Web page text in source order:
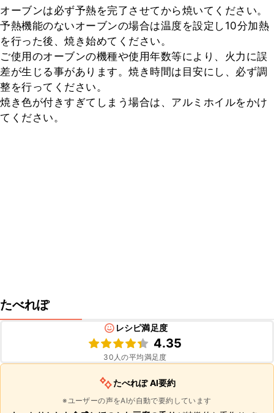
オーブンは必ず予熱を完了させてから焼いてください。
予熱機能のないオーブンの場合は温度を設定し10分加熱
を行った後、焼き始めてください。
ご使用のオーブンの機種や使用年数等により、火力に誤
差が生じる事があります。焼き時間は目安にし、必ず調
整を行ってください。
焼き色が付きすぎてしまう場合は、アルミホイルをかけ
てください。
たべれぽ
レシピ満足度
4.35
30 人の平均満足度
たべれぽ AI要約
※ユーザーの声をAIが自動で要約しています